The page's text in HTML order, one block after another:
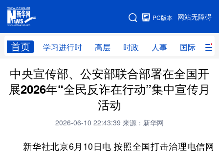
网站无障碍
PC版本
首页 学习进行时 高层 时政 人事 国际 财
网站地图
学习进行时 高层 时政 人事
国际 财经 网评 港澳
中央宣传部、公安部联合部署在全国开
展2026年“全民反诈在行动”集中宣传月
活动
2026-06-10 22:43:39 来源：新华网
新华社北京6月10日电 按照全国打击治理电信网